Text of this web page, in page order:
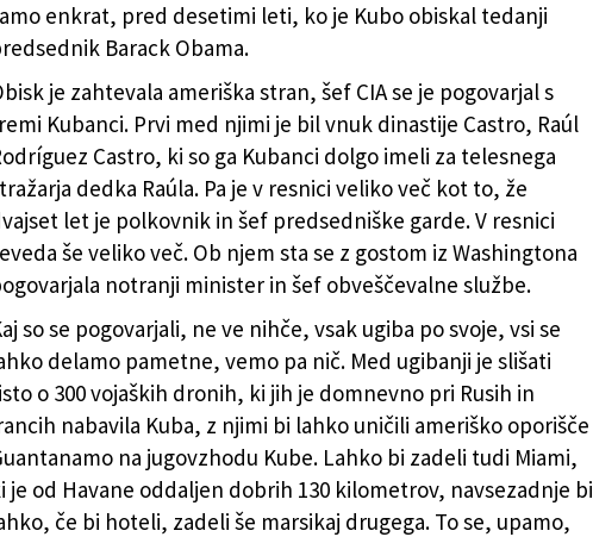
enkrat, pred desetimi leti, ko je Kubo obiskal tedanji
Barack Obama.
je zahtevala ameriška stran, šef CIA se je pogovarjal s
Kubanci. Prvi med njimi je bil vnuk dinastije Castro, Raúl
Castro, ki so ga Kubanci dolgo imeli za telesnega
dedka Raúla. Pa je v resnici veliko več kot to, že
let je polkovnik in šef predsedniške garde. V resnici
še veliko več. Ob njem sta se z gostom iz Washingtona
notranji minister in šef obveščevalne službe.
so se pogovarjali, ne ve nihče, vsak ugiba po svoje, vsi se
delamo pametne, vemo pa nič. Med ugibanji je slišati
o 300 vojaških dronih, ki jih je domnevno pri Rusih in
nabavila Kuba, z njimi bi lahko uničili ameriško oporišče
na jugovzhodu Kube. Lahko bi zadeli tudi Miami,
je od Havane oddaljen dobrih 130 kilometrov, navsezadnje bi
če bi hoteli, zadeli še marsikaj drugega. To se, upamo,